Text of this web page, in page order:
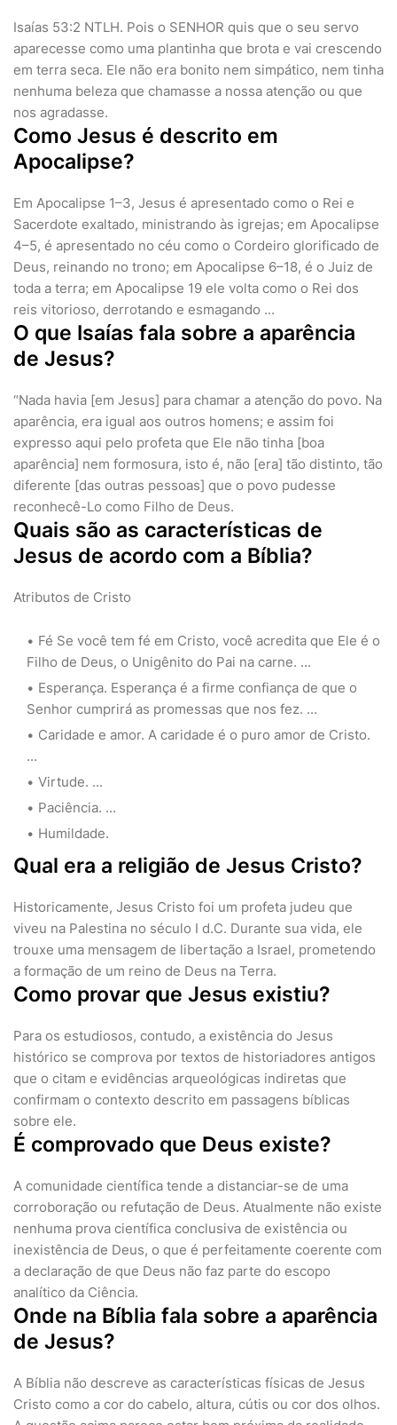
Isaías 53:2 NTLH. Pois o SENHOR quis que o seu servo
aparecesse como uma plantinha que brota e vai crescendo
em terra seca. Ele não era bonito nem simpático, nem tinha
nenhuma beleza que chamasse a nossa atenção ou que
nos agradasse.
Como Jesus é descrito em
Apocalipse?
Em Apocalipse 1–3, Jesus é apresentado como o Rei e
Sacerdote exaltado, ministrando às igrejas; em Apocalipse
4–5, é apresentado no céu como o Cordeiro glorificado de
Deus, reinando no trono; em Apocalipse 6–18, é o Juiz de
toda a terra; em Apocalipse 19 ele volta como o Rei dos
reis vitorioso, derrotando e esmagando ...
O que Isaías fala sobre a aparência
de Jesus?
“Nada havia [em Jesus] para chamar a atenção do povo. Na
aparência, era igual aos outros homens; e assim foi
expresso aqui pelo profeta que Ele não tinha [boa
aparência] nem formosura, isto é, não [era] tão distinto, tão
diferente [das outras pessoas] que o povo pudesse
reconhecê-Lo como Filho de Deus.
Quais são as características de
Jesus de acordo com a Bíblia?
Atributos de Cristo
Fé Se você tem fé em Cristo, você acredita que Ele é o
Filho de Deus, o Unigênito do Pai na carne. ...
Esperança. Esperança é a firme confiança de que o
Senhor cumprirá as promessas que nos fez. ...
Caridade e amor. A caridade é o puro amor de Cristo.
...
Virtude. ...
Paciência. ...
Humildade.
Qual era a religião de Jesus Cristo?
Historicamente, Jesus Cristo foi um profeta judeu que
viveu na Palestina no século I d.C. Durante sua vida, ele
trouxe uma mensagem de libertação a Israel, prometendo
a formação de um reino de Deus na Terra.
Como provar que Jesus existiu?
Para os estudiosos, contudo, a existência do Jesus
histórico se comprova por textos de historiadores antigos
que o citam e evidências arqueológicas indiretas que
confirmam o contexto descrito em passagens bíblicas
sobre ele.
É comprovado que Deus existe?
A comunidade científica tende a distanciar-se de uma
corroboração ou refutação de Deus. Atualmente não existe
nenhuma prova científica conclusiva de existência ou
inexistência de Deus, o que é perfeitamente coerente com
a declaração de que Deus não faz parte do escopo
analítico da Ciência.
Onde na Bíblia fala sobre a aparência
de Jesus?
A Bíblia não descreve as características físicas de Jesus
Cristo como a cor do cabelo, altura, cútis ou cor dos olhos.